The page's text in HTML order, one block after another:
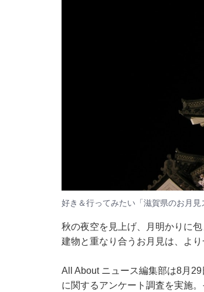
好き＆行ってみたい「滋賀県のお月
秋の夜空を見上げ、月明かりに
建物と重なり合うお月見は、よ
All About ニュース編集部は8月
に関するアンケート調査を実施